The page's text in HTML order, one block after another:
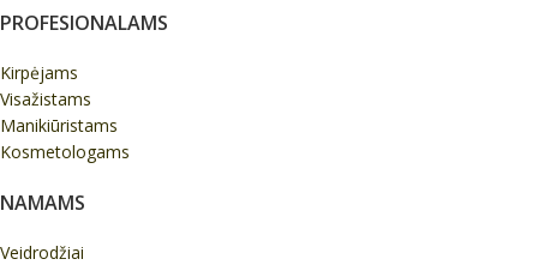
PROFESIONALAMS
Kirpėjams
Visažistams
Manikiūristams
Kosmetologams
NAMAMS
Veidrodžiai